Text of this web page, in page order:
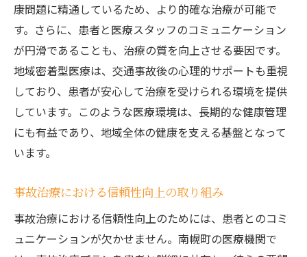
康問題に精通しているため、より的確な治療が可能で
す。さらに、患者と医療スタッフのコミュニケーション
が円滑であることも、治療の質を向上させる要因です。
地域密着型医療は、交通事故後の心理的サポートも重視
しており、患者が安心して治療を受けられる環境を提供
しています。このような医療環境は、長期的な健康管理
にも有益であり、地域全体の健康を支える基盤となって
います。
事故治療における信頼性向上の取り組み
事故治療における信頼性向上のためには、患者とのコミ
ュニケーションが欠かせません。南幌町の医療機関で